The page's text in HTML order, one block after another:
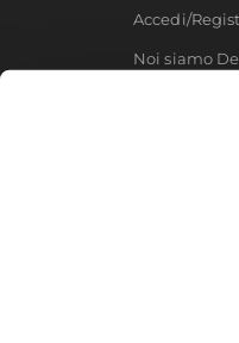
Accedi/
Noi siamo
Modello